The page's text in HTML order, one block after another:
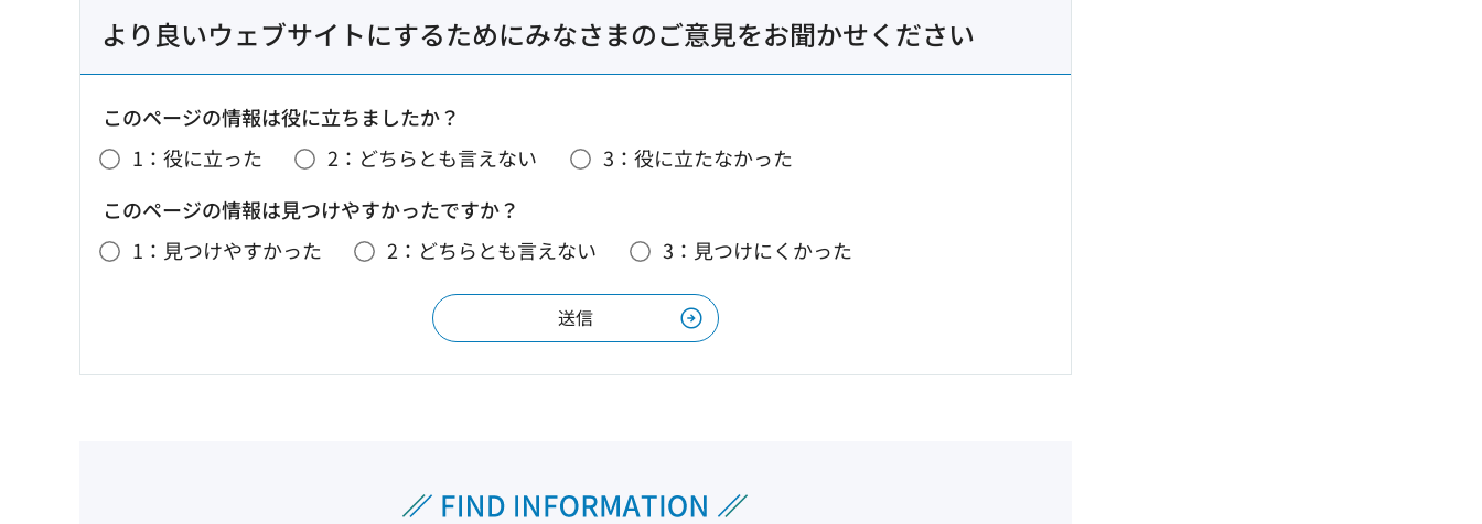
より良いウェブサイトにするためにみなさまのご意見をお聞かせください
このページの情報は役に立ちましたか？
1：役に立った
2：どちらとも言えない
3：役に立たなかった
このページの情報は見つけやすかったですか？
1：見つけやすかった
2：どちらとも言えない 3：見つけにくかった